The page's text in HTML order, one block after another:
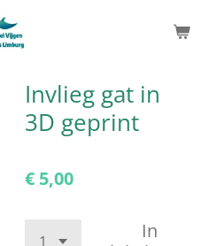
Invlieg gat in
3D geprint
€ 5,00
In